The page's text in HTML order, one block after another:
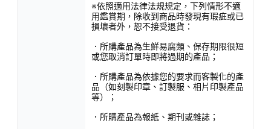
※依照適用法律法規規定，下列情形不適
用鑑賞期，除收到商品時發現有瑕疵或已
損壞者外，恕不接受退貨：
．所購產品為生鮮易腐類、保存期限很短
或您取消訂單時即將過期的產品；
．所購產品為依據您的要求而客製化的產
品（如刻製印章、訂製服、相片印製產品
等）；
．所購產品為報紙、期刊或雜誌；